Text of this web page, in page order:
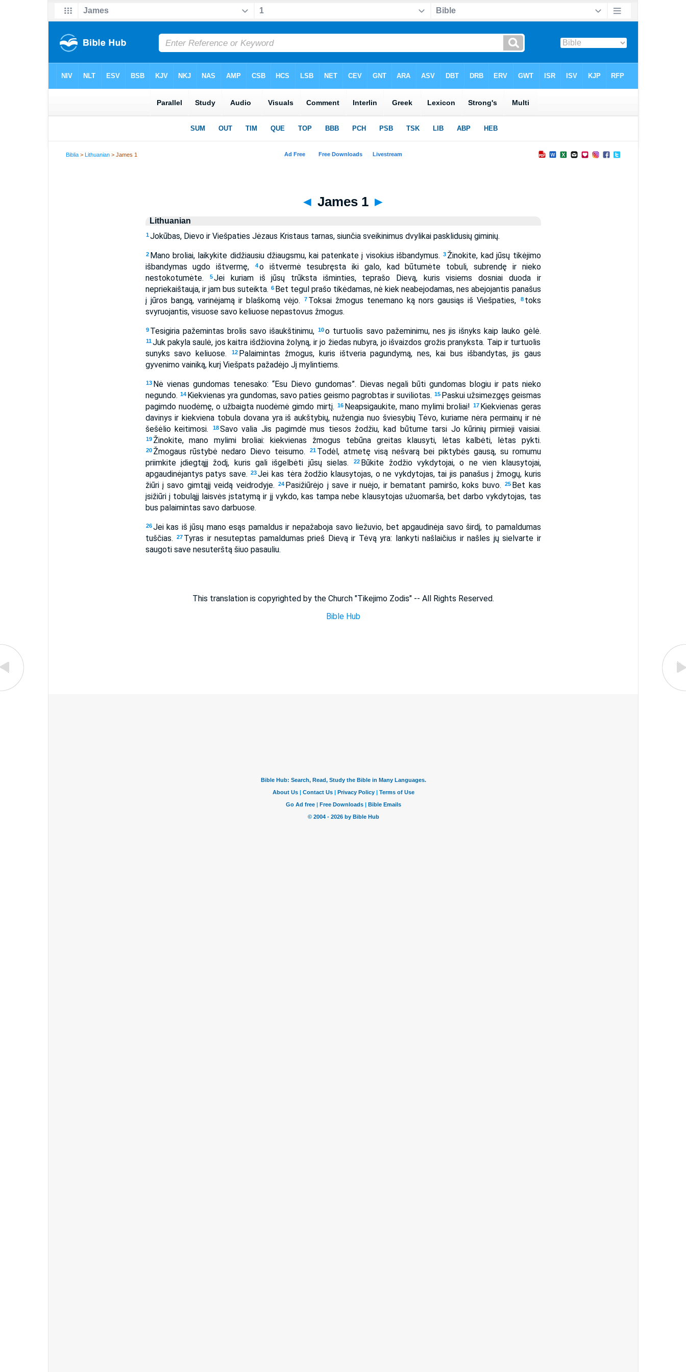
Biblia >Lithuanian > James 1
◄ James 1 ►
Lithuanian
1 Jokūbas, Dievo ir Viešpaties Jėzaus Kristaus tarnas, siunčia sveikinimus dvylikai pasklidusių giminių.
2 Mano broliai, laikykite didžiausiu džiaugsmu, kai patenkate į visokius išbandymus. 3 Žinokite, kad jūsų tikėjimo
išbandymas ugdo ištvermę,
4o ištvermė tesubręsta iki galo, kad būtumėte tobuli, subrendę ir nieko
nestokotumėte.
5Jei kuriam iš jūsų trūksta išminties, teprašo Dievą, kuris visiems dosniai duoda ir
nepriekaištauja, ir jam bus suteikta. 6 Bet tegul prašo tikėdamas, nė kiek neabejodamas, nes abejojantis panašus
į jūros bangą, varinėjamą ir blaškomą vėjo.
7 Toksai žmogus tenemano ką nors gausiąs iš Viešpaties,­ 8 toks
svyruojantis, visuose savo keliuose nepastovus žmogus.
9 Tesigiria pažemintas brolis savo išaukštinimu, 10o turtuolis savo pažeminimu, nes jis išnyks kaip lauko gėlė.
11 Juk pakyla saulė, jos kaitra išdžiovina žolyną, ir jo žiedas nubyra, jo išvaizdos grožis pranyksta. Taip ir turtuolis
sunyks savo keliuose.
12 Palaimintas žmogus, kuris ištveria pagundymą, nes, kai bus išbandytas, jis gaus
gyvenimo vainiką, kurį Viešpats pažadėjo Jį mylintiems.
13 Nė vienas gundomas tenesako: “Esu Dievo gundomas”. Dievas negali būti gundomas blogiu ir pats nieko
negundo. 14 Kiekvienas yra gundomas, savo paties geismo pagrobtas ir suviliotas. 15 Paskui užsimezgęs geismas
pagimdo nuodėmę, o užbaigta nuodėmė gimdo mirtį. 16 Neapsigaukite, mano mylimi broliai! 17 Kiekvienas geras
davinys ir kiekviena tobula dovana yra iš aukštybių, nužengia nuo šviesybių Tėvo, kuriame nėra permainų ir nė
šešėlio keitimosi.
18Savo valia Jis pagimdė mus tiesos žodžiu, kad būtume tarsi Jo kūrinių pirmieji vaisiai.
19 Žinokite, mano mylimi broliai: kiekvienas žmogus tebūna greitas klausyti, lėtas kalbėti, lėtas pykti.
20 Žmogaus rūstybė nedaro Dievo teisumo. 21 Todėl, atmetę visą nešvarą bei piktybės gausą, su romumu
priimkite įdiegtąjį žodį, kuris gali išgelbėti jūsų sielas.
22 Būkite žodžio vykdytojai, o ne vien klausytojai,
apgaudinėjantys patys save.
23Jei kas tėra žodžio klausytojas, o ne vykdytojas, tai jis panašus į žmogų, kuris
žiūri į savo gimtąjį veidą veidrodyje.
24 Pasižiūrėjo į save ir nuėjo, ir bematant pamiršo, koks buvo. 25 Bet kas
įsižiūri į tobuląjį laisvės įstatymą ir jį vykdo, kas tampa nebe klausytojas užuomarša, bet darbo vykdytojas, tas
bus palaimintas savo darbuose.
26 Jei kas iš jūsų mano esąs pamaldus ir nepažaboja savo liežuvio, bet apgaudinėja savo širdį, to pamaldumas
tuščias.
27 Tyras ir nesuteptas pamaldumas prieš Dievą ir Tėvą yra: lankyti našlaičius ir našles jų sielvarte ir
saugoti save nesuterštą šiuo pasauliu.
This translation is copyrighted by the Church "Tikejimo Zodis" -- All Rights Reserved.
Bible Hub